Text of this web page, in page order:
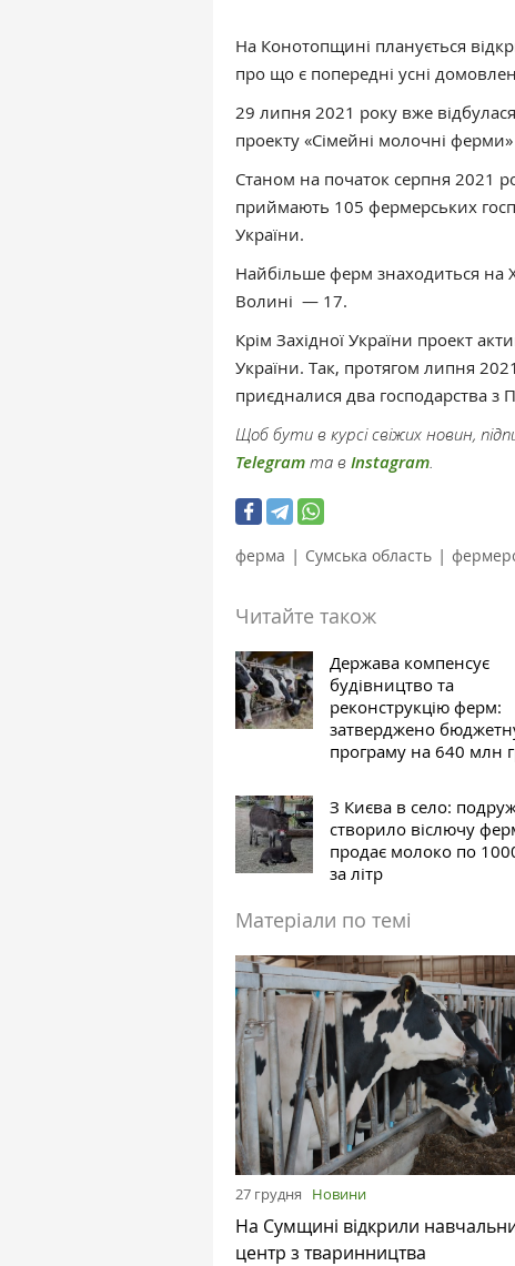
На Конотопщині планується
про що є попередні усні
29 липня 2021 року вже
проекту «Сімейні молочні
Станом на початок серпня 2021
приймають 105 фермерських
України.
Найбільше ферм знаходиться
Волині — 17.
Крім Західної України проект
України. Так, протягом липня
приєдналися два господарства з
Щоб бути в курсі свіжих новин,
Telegram та в Instagram.
ферма | Сумська область |
Читайте також
Держава компенсує
будівництво та
реконструкцію ферм:
затверджено
програму на 640 млн
З Києва в село:
створило віслючу
продає молоко по
за літр
Матеріали по темі
27 грудня Новини
На Сумщині відкрили
центр з тваринництва